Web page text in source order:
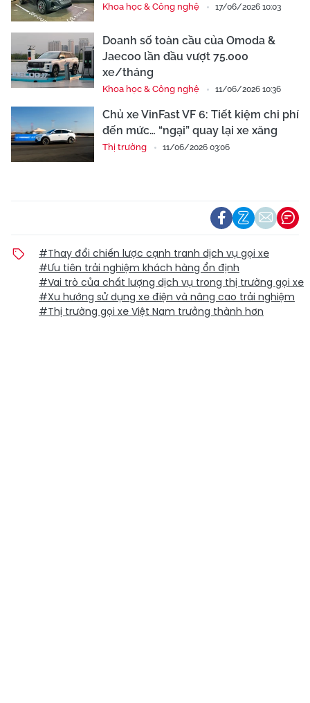
Khoa học & Công nghệ 17/06/2026 10:03
Doanh số toàn cầu của Omoda &
Jaecoo lần đầu vượt 75.000
xe/tháng
Khoa học & Công nghệ 11/06/2026 10:36
Chủ xe VinFast VF 6: Tiết kiệm chi phí
đến mức… “ngại” quay lại xe xăng
Thị trường 11/06/2026 03:06
#Thay đổi chiến lược cạnh tranh dịch vụ gọi xe
#Ưu tiên trải nghiệm khách hàng ổn định
#Vai trò của chất lượng dịch vụ trong thị trường gọi xe
#Xu hướng sử dụng xe điện và nâng cao trải nghiệm
#Thị trường gọi xe Việt Nam trưởng thành hơn